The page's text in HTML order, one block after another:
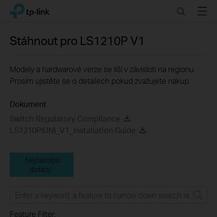
Click
navigation
TP-Link, Reliably Smart SearchMenu
Stáhnout pro LS1210P V1
Modely a hardwarové verze se liší v závisloti na regionu.
Prosím ujistěte se o detailech pokud zvažujete nákup.
Dokument
Switch Regulatory Compliance
LS1210P(UN)_V1_Installation Guide
Nejčastější
dotazy
Feature Filter: